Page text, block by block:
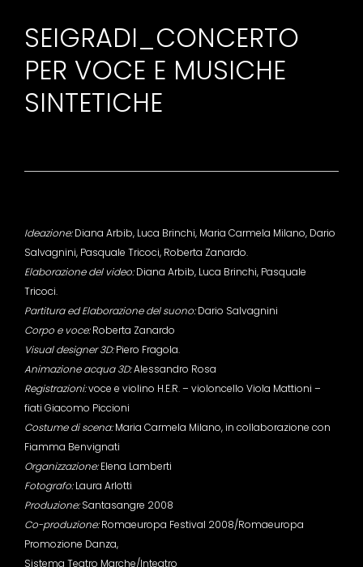
SEIGRADI_CONCERTO
PER VOCE E MUSICHE
SINTETICHE
Ideazione:Diana Arbib, Luca Brinchi, Maria Carmela Milano, Dario
Salvagnini, Pasquale Tricoci, Roberta Zanardo.
Elaborazione del video:Diana Arbib, Luca Brinchi, Pasquale
Tricoci.
Partitura ed Elaborazione del suono:Dario Salvagnini
Corpo e voce:Roberta Zanardo
Visual designer 3D:Piero Fragola.
Animazione acqua 3D:Alessandro Rosa
Registrazioni:voce e violino H.E.R. – violoncello Viola Mattioni –
fiati Giacomo Piccioni
Costume di scena:Maria Carmela Milano, in collaborazione con
Fiamma Benvignati
Organizzazione:Elena Lamberti
Fotografo:Laura Arlotti
Produzione:Santasangre 2008
Co-produzione:Romaeuropa Festival 2008/Romaeuropa
Promozione Danza,
Sistema Teatro Marche/Inteatro